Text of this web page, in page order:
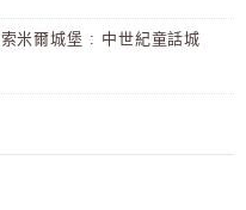
米爾城堡 : 中世紀童話城